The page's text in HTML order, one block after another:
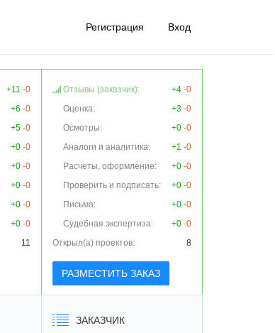
Регистрация Вход
+11 -0
+6 -0
+5 -0
+0 -0
+0 -0
+0 -0
+0 -0
+0 -0
11
Отзывы (заказчик): +4 -0
Оценка:
+3 -0
Осмотры:
+0 -0
Аналоги и аналитика:
+1 -0
Расчеты, оформление:
+0 -0
Проверить и подписать:
+0 -0
Письма:
+0 -0
Судебная экспертиза:
+0 -0
Открыл(а) проектов:
8
РАЗМЕСТИТЬ ЗАКАЗ
ЗАКАЗЧИК